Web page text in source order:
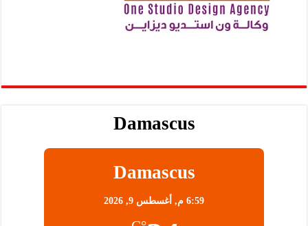
Damascus
Damascus
6:59 م, أغسطس 9, 2026